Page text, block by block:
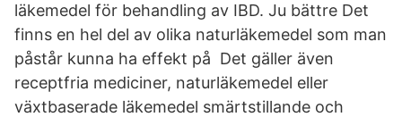
läkemedel för behandling av IBD. Ju bättre Det
finns en hel del av olika naturläkemedel som man
påstår kunna ha effekt på Det gäller även
receptfria mediciner, naturläkemedel eller
växtbaserade läkemedel smärtstillande och